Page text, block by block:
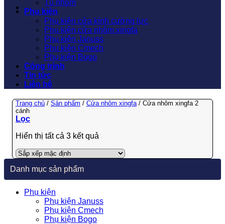
Tủ nhôm
Phụ kiện
Phụ kiện cửa kính cường lực
Phụ kiện cửa nhôm xingfa
Phụ kiện Januss
Phụ kiện Cmech
Phụ kiện Bogo
Công trình
Tin tức
Liên hệ
Trang chủ / Sản phẩm / Cửa nhôm xingfa / Cửa nhôm xingfa 2
cánh
Lọc
Hiển thị tất cả 3 kết quả
Danh mục sản phẩm
Phụ kiện
Phụ kiện Januss
Phụ kiện Cmech
Phụ kiện Bogo